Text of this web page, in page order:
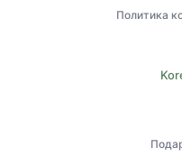
Политика